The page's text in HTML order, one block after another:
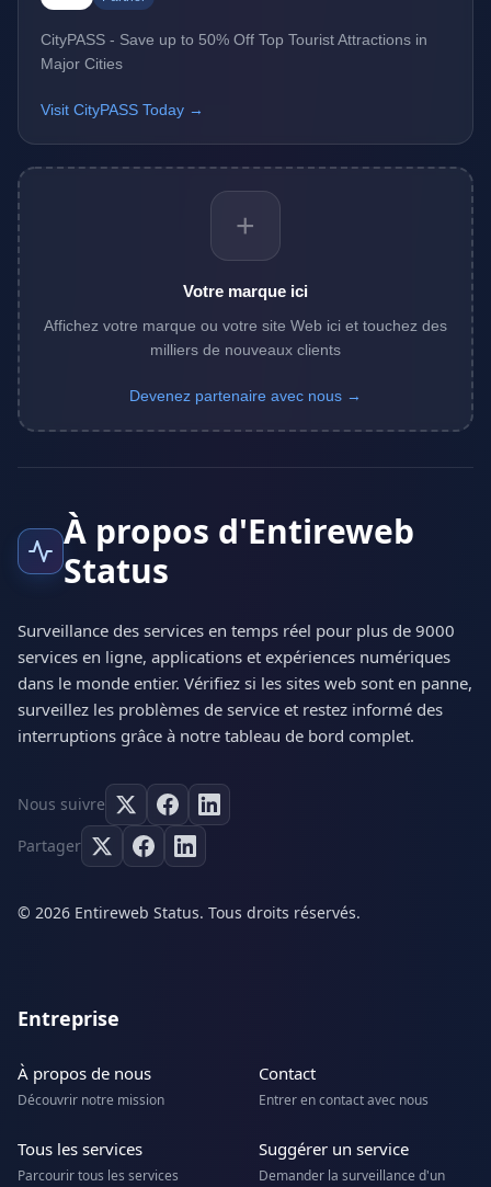
CityPASS - Save up to 50% Off Top Tourist Attractions in
Major Cities
Visit CityPASS Today →
+
Votre marque ici
Affichez votre marque ou votre site Web ici et touchez des
milliers de nouveaux clients
Devenez partenaire avec nous →
À propos d'Entireweb
Status
Surveillance des services en temps réel pour plus de 9000
services en ligne, applications et expériences numériques
dans le monde entier. Vérifiez si les sites web sont en panne,
surveillez les problèmes de service et restez informé des
interruptions grâce à notre tableau de bord complet.
Nous suivre
Partager
© 2026 Entireweb Status. Tous droits réservés.
Entreprise
À propos de nous
Découvrir notre mission
Contact
Entrer en contact avec nous
Tous les services
Parcourir tous les services
Suggérer un service
Demander la surveillance d'un